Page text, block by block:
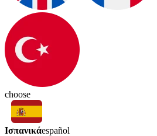
choose
Ισπανικάespañol